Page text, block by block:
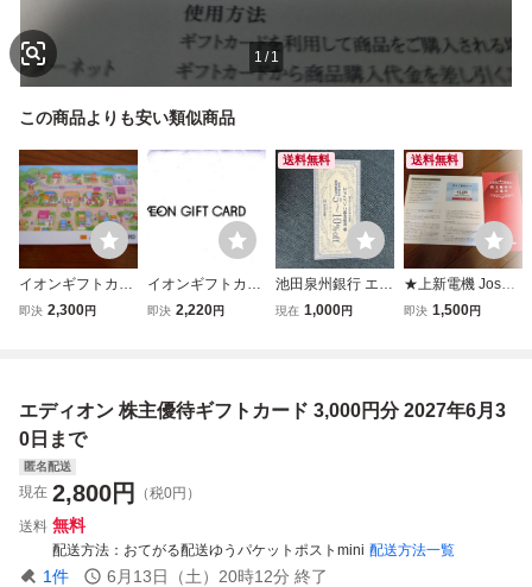
1 / 1
この商品よりも安い類似商品
イオンギフトカー
ド 2000円券
即決 2,300円
イオンギフトカー
ド2000円分 期限
即決 2,220円
送料無料
池田泉州銀行 エデ
ィオンご優待割引
現在 1,000円
送料無料
★上新電機 Joshin
株主ご優待カード
即決 1,500円
エディオン 株主優待ギフトカード 3,000円分 2027年6月3
0日まで
匿名配送
現在 2,800円
（税0円）
送料 無料
配送方法 おてがる配送ゆうパケットポストmini 配送方法一覧
1件 6月13日（土）20時12分 終了